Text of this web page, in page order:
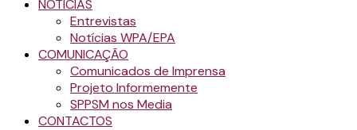
NOTÍCIAS
Entrevistas
Notícias WPA/EPA
COMUNICAÇÃO
Comunicados de Imprensa
Projeto Informemente
SPPSM nos Media
CONTACTOS